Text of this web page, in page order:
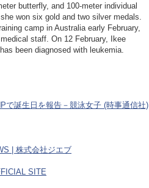
butterfly, and 100-meter individual
won six gold and two silver medals.
camp in Australia early February,
staff. On 12 February, Ikee
been diagnosed with leukemia.
で誕生日を報告－競泳女子 (時事通信社)
| 株式会社ジエブ
SITE